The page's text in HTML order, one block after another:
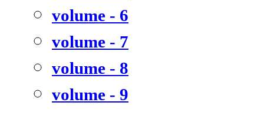
volume - 6
volume - 7
volume - 8
volume - 9